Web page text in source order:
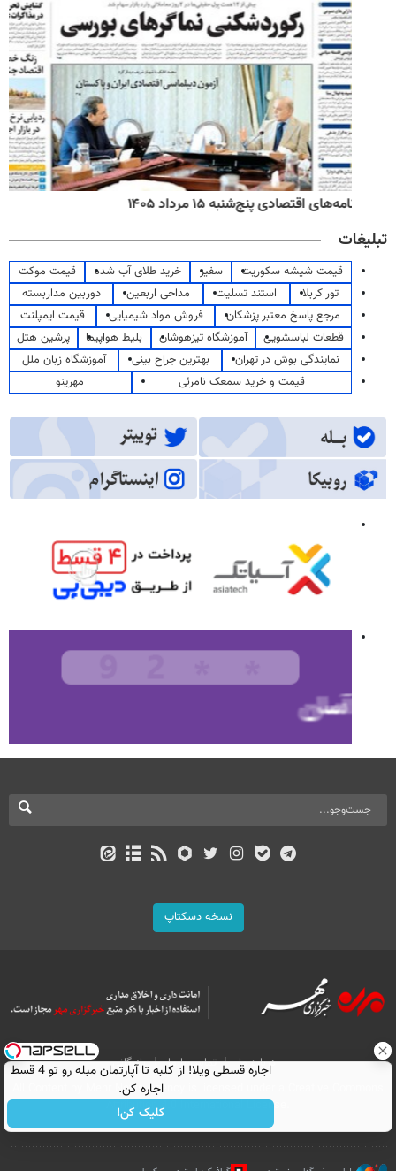
روزنامه‌های صبح پنج‌شنبه ۱۵ مرداد ۱۴۰۵
تبلیغات
قیمت شیشه سکوریت سفیر خرید طلای آب شده
قیمت موکت
تور کربلا
استند تسلیت مداحی اربعین
دوربین مداربسته
مرجع پاسخ معتبر پزشکان
فروش مواد شیمیایی
قیمت ایمپلنت
قطعات لباسشویی
آموزشگاه تیزهوشان بلیط هواپیما
پرشین هتل
نمایندگی بوش در تهران
بهترین جراح بینی
آموزشگاه زبان ملل
قیمت و خرید سمعک نامرئی
مهرینو
نسخه دسکتاپ
درباره ما تماس با ما
بازرگانی
All Content by Mehr News Agency is licensed under a Creative Commons
Attribution 4.0 International License.
اجاره‌ قسطی ویلا! از کلبه تا آپارتمان مبله رو تو 4 قسط
اجاره کن.
کلیک کن!